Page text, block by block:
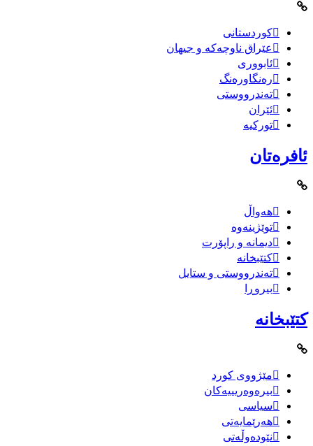
کوردستانی
عێراق ناوچەکە و جیهان
ئابووری
رەنگاورەنگ
تەندرووستی
ئێران
تورکیە
ئافرەتان
هەواڵ
توێژینەوە
دیمانە و راپۆرت
کتێبخانە
تەندرووستی و ستایل
بیروڕا
کتێبخانە
مێژووى کورد
بیرەوەریییەکان
سیاسى
هەرێمایەتی
نێودەوڵەتی